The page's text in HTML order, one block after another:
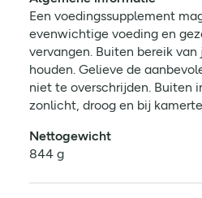
Een voedingssupplement
evenwichtige voeding en
vervangen. Buiten bereik van
houden. Gelieve de
niet te overschrijden. Buiten
zonlicht, droog en bij
Nettogewicht
844 g